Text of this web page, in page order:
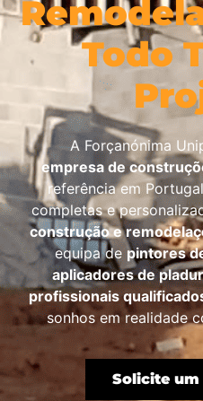
Todo
A Forçanónima
empresa de
referência em
completas e
construção e
equipa depintores
aplicadores de
profissionais
sonhos em realidade
Solicite